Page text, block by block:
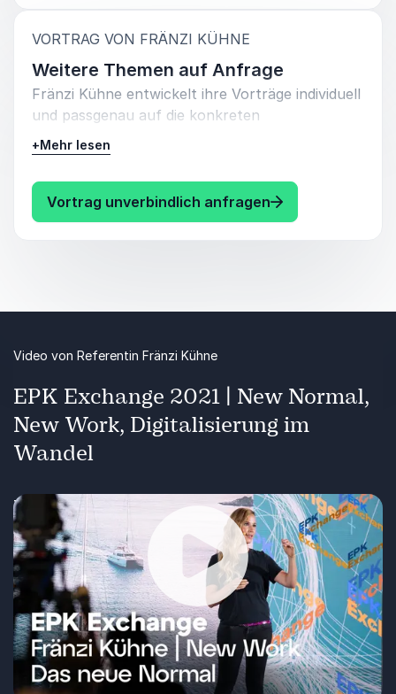
konkrete Ansätze für strukturelle Veränderung.
VORTRAG VON FRÄNZI KÜHNE
Weitere Themen auf Anfrage
Fränzi Kühne entwickelt ihre Vorträge individuell
und passgenau auf die konkreten
Herausforderungen Ihres Unternehmens oder
Ihrer Veranstaltung. Dabei berücksichtigt sie
sowohl Branche, Zielgruppe als auch
strategische Fragestellungen, um maximale
Relevanz zu schaffen. Sprechen Sie uns gerne
an – gemeinsam identifizieren wir die passenden
+Mehr lesen
Vortrag unverbindlich anfragen: Fränzi Kühne
EPK Exchange 2021 | New Normal,
New Work, Digitalisierung im
Wandel
Video von Referentin Fränzi Kühne
Wiedergabe
Teilen, was man weiß: Referentin Fränzi Kühne
spricht über Digital Leadership, Change-
Management, Unternehmensorganisation und -
kultur, Potenziale des Digitalen Wandels für
Unternehmen und Marken, New Work und
Unternehmensgründung – und immer wieder und
immer auch über Teilhabe, Diversität und
Gerechtigkeit. Wie entsteht Innovation? Was